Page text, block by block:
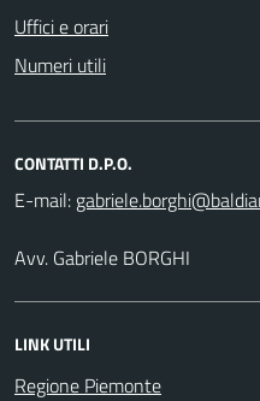
Uffici e orari
Numeri utili
CONTATTI D.P.O.
E-mail:
Avv. Gabriele BORGHI
LINK UTILI
Regione Piemonte